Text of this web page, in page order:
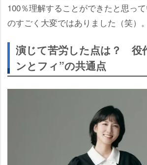
100％理解することができたと思っ
のすごく大変ではありました（笑）。
演じて苦労した点は？ 役
ンとフィ”の共通点